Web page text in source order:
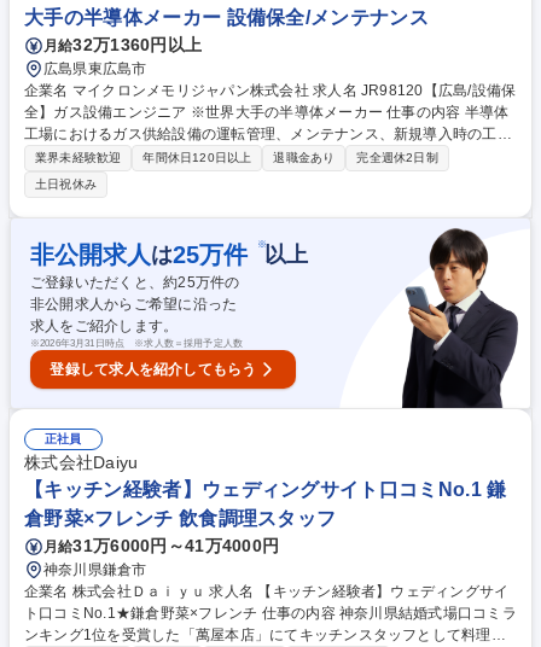
ジション
大手の半導体メーカー 設備保全/メンテナンス
月給32万1360円以上
広島県東広島市
企業名 マイクロンメモリジャパン株式会社 求人名 JR98120【広島/設備保
全】ガス設備エンジニア ※世界大手の半導体メーカー 仕事の内容 半導体
工場におけるガス供給設備の運転管理、メンテナンス、新規導入時の工事
管理を担います。他部門や外部業者と連携し、24時間365日稼働する生産
ラインへガスを安全・安定的に供給する重要職務です。 【詳細】(1)ガス
供給設備の運転管理、性能維持、トラブル対応 (2)安全性やコスト削減に
向けた供給システムの改善活動 (3)新規ガス・設備導入時の技術検討、リ
スク評価、立ち上げサポート (4)設備仕様書や運転手順書などの技術文書
作成 (5)装置メーカーや工事会社、社内関係部門（生産・購買等）との調
整・連携を主導。トラブル発生時の原因分析と再発防止策の策定まで一気
通貫で携わります。 募集職種 JR98120【広島/設備保全】ガス設備エンジ
ニア ※世界大手の半導体メーカー
業界未経験歓迎 年間休日120日以上 退職金あり
完全週休2日制
土日祝休み
非公開求人 は25万件 ※以上
ご登録いただくと、約25万件の
非公開求人からご希望に沿った
求人をご紹介します。
※2026年3月31日時点 ※求人数＝採用予定人数
登録して求人を紹介してもらう
正社員
株式会社Daiyu
【キッチン経験者】ウェディングサイト口コミNo.1 鎌
倉野菜×フレンチ 飲食調理スタッフ
月給31万6000円～41万4000円
神奈川県鎌倉市
企業名 株式会社Ｄａｉｙｕ 求人名 【キッチン経験者】ウェディングサイ
ト口コミNo.1★鎌倉野菜×フレンチ 仕事の内容 神奈川県結婚式場口コミラ
ンキング1位を受賞した「萬屋本店」にてキッチンスタッフとして料理の